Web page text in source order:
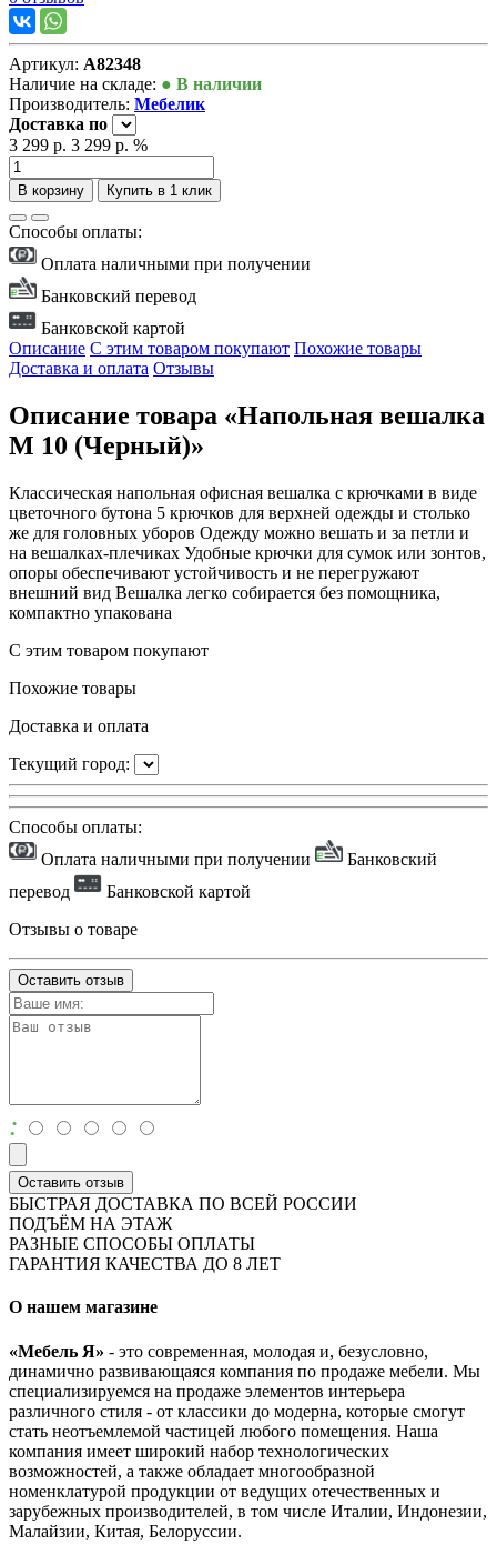
Артикул: А82348
Наличие на складе: ● В наличии
Производитель: Мебелик
Доставка по
3 299 р. 3 299 р. %
В корзину Купить в 1 клик
Способы оплаты:
Оплата наличными при получении
Банковский перевод
Банковской картой
Описание С этим товаром покупают Похожие товары
Доставка и оплата Отзывы
Описание товара «Напольная вешалка
М 10 (Черный)»
Классическая напольная офисная вешалка с крючками в виде
цветочного бутона 5 крючков для верхней одежды и столько
же для головных уборов Одежду можно вешать и за петли и
на вешалках-плечиках Удобные крючки для сумок или зонтов,
опоры обеспечивают устойчивость и не перегружают
внешний вид Вешалка легко собирается без помощника,
компактно упакована
С этим товаром покупают
Похожие товары
Доставка и оплата
Текущий город:
Способы оплаты:
Оплата наличными при получении
Банковский
перевод
Банковской картой
Отзывы о товаре
Оставить отзыв
:
Оставить отзыв
БЫСТРАЯ ДОСТАВКА ПО ВСЕЙ РОССИИ
ПОДЪЁМ НА ЭТАЖ
РАЗНЫЕ СПОСОБЫ ОПЛАТЫ
ГАРАНТИЯ КАЧЕСТВА ДО 8 ЛЕТ
О нашем магазине
«Мебель Я» - это современная, молодая и, безусловно,
динамично развивающаяся компания по продаже мебели. Мы
специализируемся на продаже элементов интерьера
различного стиля - от классики до модерна, которые смогут
стать неотъемлемой частицей любого помещения. Наша
компания имеет широкий набор технологических
возможностей, а также обладает многообразной
номенклатурой продукции от ведущих отечественных и
зарубежных производителей, в том числе Италии, Индонезии,
Малайзии, Китая, Белоруссии.